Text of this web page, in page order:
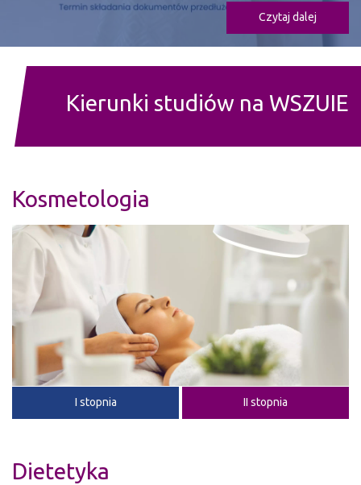
Czytaj dalej
Czytaj dalej
Czytaj dalej
Czytaj dalej
Kierunki studiów na WSZUIE
Kosmetologia
I stopnia II stopnia
Dietetyka